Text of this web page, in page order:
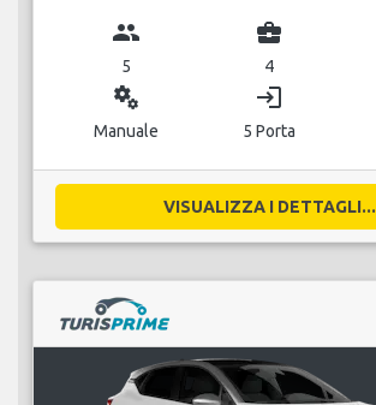
group
5
business_center
4
miscellaneous_services
Manuale
login
5 Porta
VISUALIZZA I DETTAGLI...